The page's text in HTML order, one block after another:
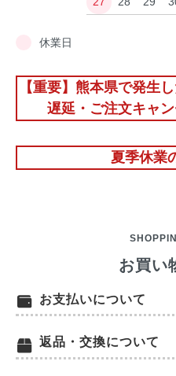
休業日
【重要】熊本県で発生
遅延・ご注文キャ
夏季休業
お買い
お支払いについて
返品・交換について